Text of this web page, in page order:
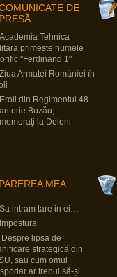
DE
PRESĂ
Academia Tehnica
primeste numele
"Ferdinand 1"
Ziua Armatei României în
Eroii din Regimentul 48
Buzău,
la Deleni
PAREREA MEA
Sa intram tare in ei…
Impostura
Despre lipsa de
strategică din
sau cum omul
ar trebui să-și